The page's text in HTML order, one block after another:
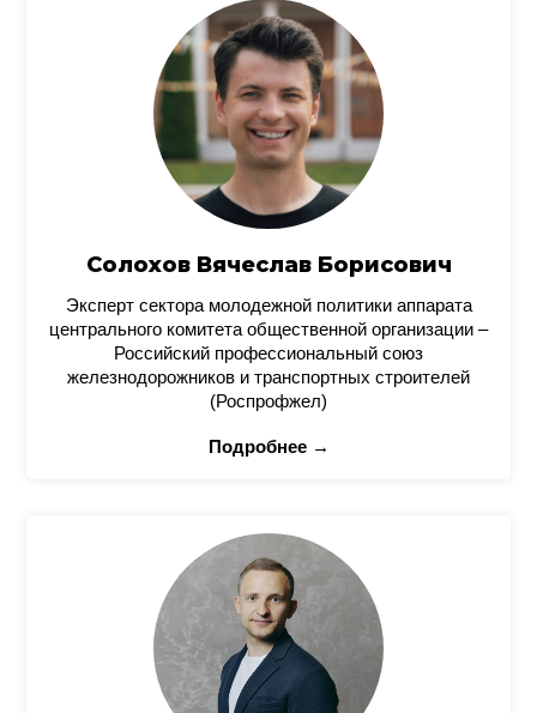
Солохов Вячеслав Борисович
Эксперт сектора молодежной политики аппарата
центрального комитета общественной организации –
Российский профессиональный союз
железнодорожников и транспортных строителей
(Роспрофжел)
Подробнее →